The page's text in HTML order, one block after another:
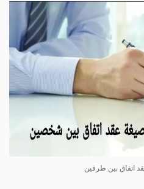
اتفاق بين طرفين